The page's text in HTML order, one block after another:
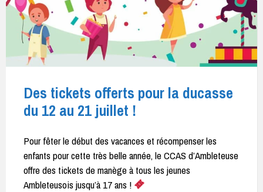
Des tickets offerts pour la ducasse
du 12 au 21 juillet !
Pour fêter le début des vacances et récompenser les
enfants pour cette très belle année, le CCAS d’Ambleteuse
offre des tickets de manège à tous les jeunes
Ambleteusois jusqu’à 17 ans !